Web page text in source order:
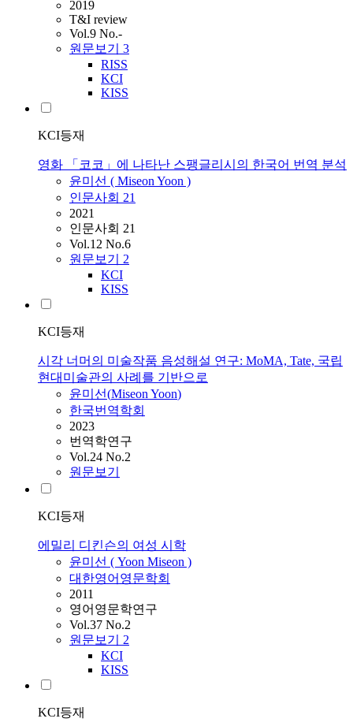
2019
T&I review
Vol.9 No.-
원문보기 3
RISS
KCI
KISS
KCI등재
영화 「코코」에 나타난 스팽글리시의 한국어 번역 분석
윤미선 ( MiseonYoon )
인문사회 21
2021
인문사회 21
Vol.12 No.6
원문보기 2
KCI
KISS
KCI등재
시각 너머의 미술작품 음성해설 연구: MoMA, Tate, 국립
현대미술관의 사례를 기반으로
윤미선(MiseonYoon)
한국번역학회
2023
번역학연구
Vol.24 No.2
원문보기
KCI등재
에밀리 디킨슨의 여성 시학
윤미선 ( Yoon Miseon )
대한영어영문학회
2011
영어영문학연구
Vol.37 No.2
원문보기 2
KCI
KISS
KCI등재